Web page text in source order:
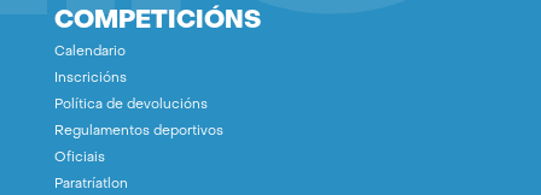
COMPETICIÓNS
Calendario
Inscricións
Política de devolucións
Regulamentos deportivos
Oficiais
Paratríatlon